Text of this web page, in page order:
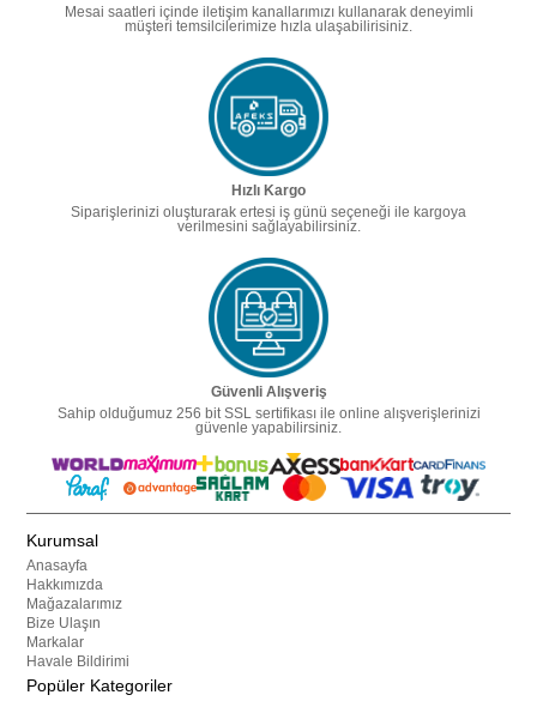
Mesai saatleri içinde iletişim kanallarımızı kullanarak deneyimli
müşteri temsilcilerimize hızla ulaşabilirisiniz.
Hızlı Kargo
Siparişlerinizi oluşturarak ertesi iş günü seçeneği ile kargoya
verilmesini sağlayabilirsiniz.
Güvenli Alışveriş
Sahip olduğumuz 256 bit SSL sertifikası ile online alışverişlerinizi
güvenle yapabilirsiniz.
Kurumsal
Anasayfa
Hakkımızda
Mağazalarımız
Bize Ulaşın
Markalar
Havale Bildirimi
Popüler Kategoriler